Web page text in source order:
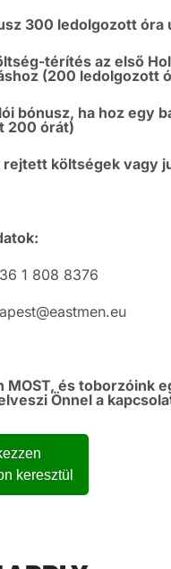
300 ledolgozott óra
térítés az első
(200 ledolgozott
bónusz, ha hoz egy
200 órát)
rejtett költségek vagy
1 808 8376
MOST, és toborzóink
Önnel a
keresztül